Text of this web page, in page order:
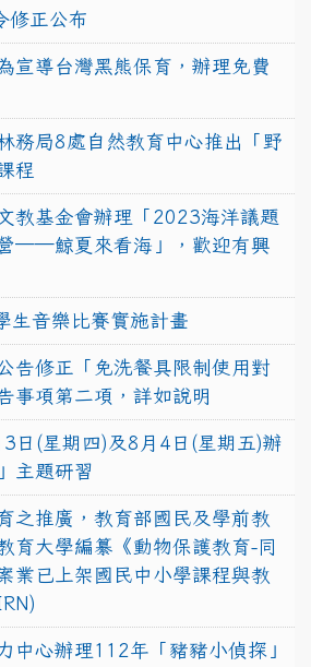
修正公布
宣導台灣黑熊保育，辦理免費
務局8處自然教育中心推出「野
程
教基金會辦理「2023海洋議題
──鯨夏來看海」，歡迎有興
生音樂比賽實施計畫
告修正「免洗餐具限制使用對
事項第二項，詳如說明
日(星期四)及8月4日(星期五)辦
主題研習
之推廣，教育部國民及學前教
育大學編纂《動物保護教育-同
業已上架國民中小學課程與教
中心辦理112年「豬豬小偵探」